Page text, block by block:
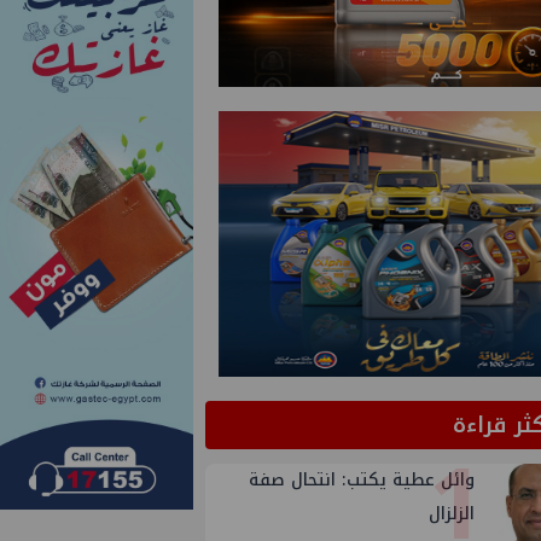
قراءة
وائل عطية يكتب: انتحال صفة
الزلزال